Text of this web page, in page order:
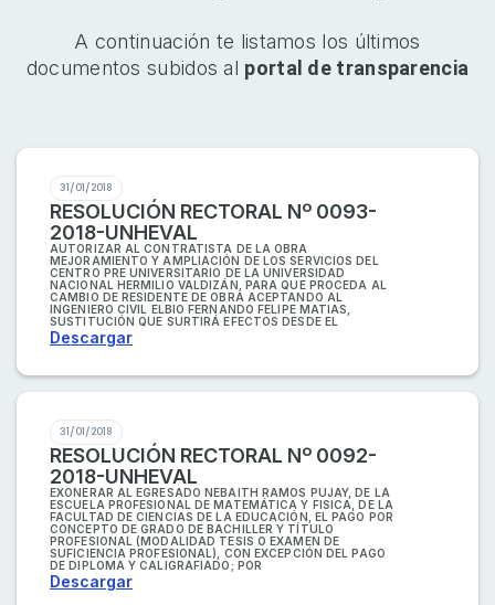
A continuación te listamos los últimos
documentos subidos al portal de transparencia
31/01/2018
RESOLUCIÓN RECTORAL Nº 0093-
2018-UNHEVAL
AUTORIZAR AL CONTRATISTA DE LA OBRA
MEJORAMIENTO Y AMPLIACIÓN DE LOS SERVICIOS DEL
CENTRO PRE UNIVERSITARIO DE LA UNIVERSIDAD
NACIONAL HERMILIO VALDIZÁN, PARA QUE PROCEDA AL
CAMBIO DE RESIDENTE DE OBRA ACEPTANDO AL
INGENIERO CIVIL ELBIO FERNANDO FELIPE MATIAS,
SUSTITUCIÓN QUE SURTIRÁ EFECTOS DESDE EL
Descargar
31/01/2018
RESOLUCIÓN RECTORAL Nº 0092-
2018-UNHEVAL
EXONERAR AL EGRESADO NEBAITH RAMOS PUJAY, DE LA
ESCUELA PROFESIONAL DE MATEMÁTICA Y FISICA, DE LA
FACULTAD DE CIENCIAS DE LA EDUCACIÓN, EL PAGO POR
CONCEPTO DE GRADO DE BACHILLER Y TÍTULO
PROFESIONAL (MODALIDAD TESIS O EXAMEN DE
SUFICIENCIA PROFESIONAL), CON EXCEPCIÓN DEL PAGO
DE DIPLOMA Y CALIGRAFIADO; POR
Descargar